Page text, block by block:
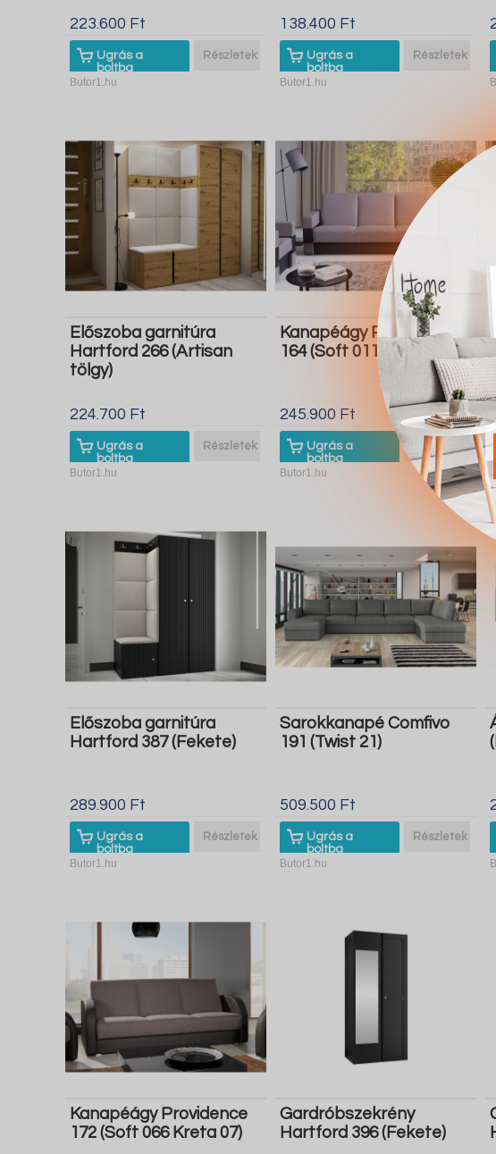
223.600 Ft
Ugrás a
boltba
Részletek
Butor1.hu
138.400 Ft
Ugrás a
boltba
Részletek
Butor1.hu
Előszoba garnitúra
Hartford 266 (Artisan
tölgy)
224.700 Ft
Ugrás a
boltba
Részletek
Butor1.hu
Kanapéágy Providence
164 (Soft 011 Lux 05)
245.900 Ft
Ugrás a
boltba
Részletek
Butor1.hu
Előszoba garnitúra
Hartford 387 (Fekete)
289.900 Ft
Ugrás a
boltba
Részletek
Butor1.hu
Sarokkanapé Comfivo
191 (Twist 21)
509.500 Ft
Ugrás a
boltba
Részletek
Butor1.hu
Kanapéágy Providence
172 (Soft 066 Kreta 07)
Gardróbszekrény
Hartford 396 (Fekete)